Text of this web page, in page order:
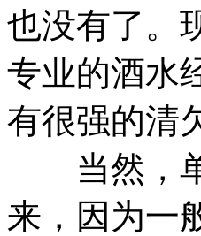
也没有了。
专业的酒水
有很强的清
当然，单
来，因为一